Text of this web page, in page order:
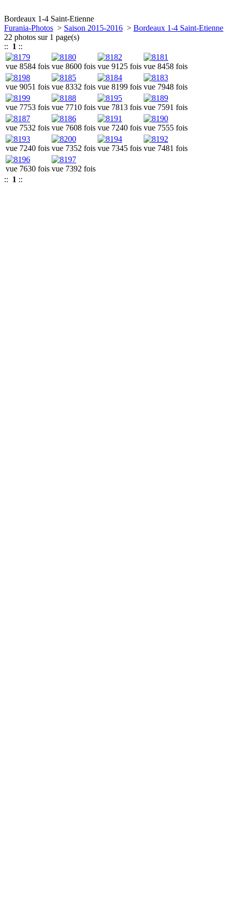
Bordeaux 1-4 Saint-Etienne
Furania-Photos > Saison 2015-2016 > Bordeaux 1-4 Saint-Etienne
22 photos sur 1 page(s)
:: 1 ::
vue 8584 fois vue 8600 fois vue 9125 fois vue 8458 fois
vue 9051 fois vue 8332 fois vue 8199 fois vue 7948 fois
vue 7753 fois vue 7710 fois vue 7813 fois vue 7591 fois
vue 7532 fois vue 7608 fois vue 7240 fois vue 7555 fois
vue 7240 fois vue 7352 fois vue 7345 fois vue 7481 fois
vue 7630 fois vue 7392 fois
:: 1 ::